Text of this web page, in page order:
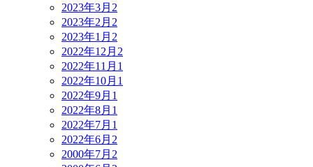
2023年3月 2
2023年2月 2
2023年1月 2
2022年12月 2
2022年11月 1
2022年10月 1
2022年9月 1
2022年8月 1
2022年7月 1
2022年6月 2
2000年7月 2